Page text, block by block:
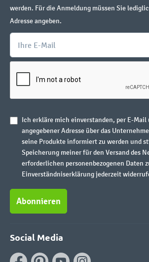
werden. Für die Anmeldung müssen Sie
Adresse angeben.
Ich erkläre mich einverstanden, per E-Mail
angegebener Adresse über das
seine Produkte informiert zu werden und
Speicherung meiner für den Versand des
erforderlichen personenbezogenen Daten
Einverständniserklärung jederzeit
Abonnieren
Social Media